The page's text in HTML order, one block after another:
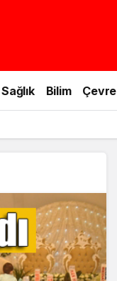
Sağlık Bilim Çevre